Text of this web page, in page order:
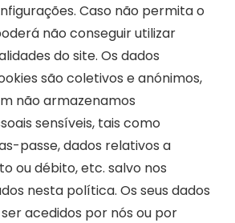
Caso não permita o
não conseguir utilizar
do site. Os dados
são coletivos e anónimos,
não armazenamos
sensíveis, tais como
passe, dados relativos a
ou débito, etc. salvo nos
nesta política. Os seus dados
acedidos por nós ou por